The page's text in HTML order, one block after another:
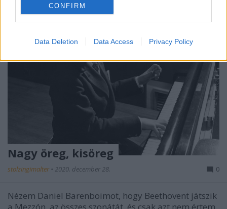
I want to allow Google to enable storage
related to security, including authentication
user protection.
CONFIRM
Data Deletion Data Access Privacy Policy
Nagy öreg, kisöreg
stolzingimalter • 2020. december 28. 0
Nézem Daniel Barenboimot, hogy Beethovent játszik